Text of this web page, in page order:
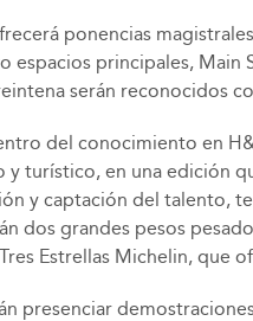
ponencias
espacios principales,
serán reconocidos
del conocimiento en
turístico, en una edición
y captación del talento,
dos grandes pesos
Estrellas Michelin, que
presenciar